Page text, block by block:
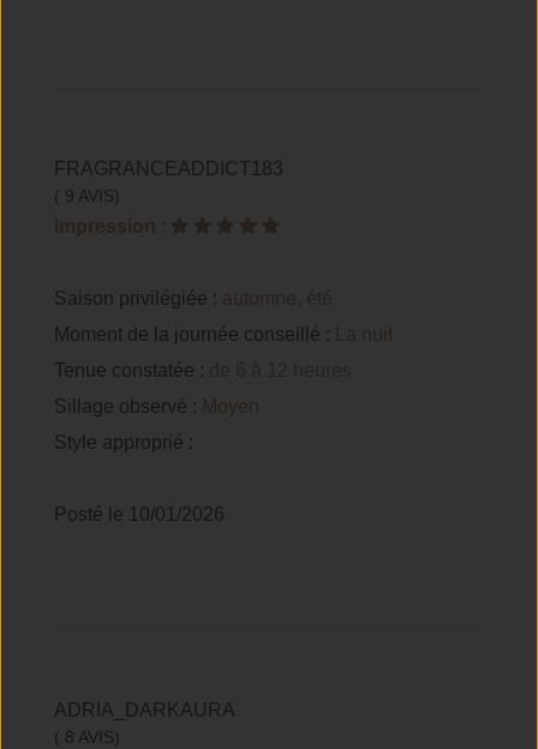
FRAGRANCEADDICT183
( 9 AVIS)
Impression :
Saison privilégiée : automne, été
Moment de la journée conseillé :
La nuit
Tenue constatée : de 6 à 12 heures
Sillage observé : Moyen
Style approprié :
Posté le 10/01/2026
ADRIA_DARKAURA
( 8 AVIS)